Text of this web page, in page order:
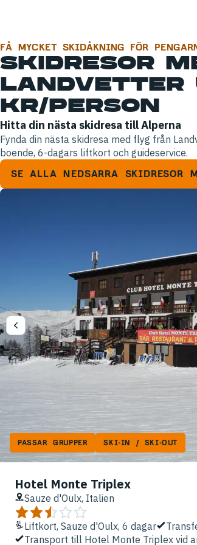
FÅ MYCKET SKIDÅKNING FÖR
SKIDRESOR
LANDVETTER
KR/PERSON
Hitta din nästa skidresa till Alperna
Fynda din nästa skidresa med flyg från
boende, 6-dagars liftkort och guideservice.
SE ALLA NEDSARRA SKIDRESOR
PASSAR GRUPPER SKI-IN / SKI-OUT
Hotel Monte Triplex
Sauze d'Oulx, Italien
Liftkort, Sauze d'Oulx, 6 dagar
Transport till Hotel Monte Triplex vid